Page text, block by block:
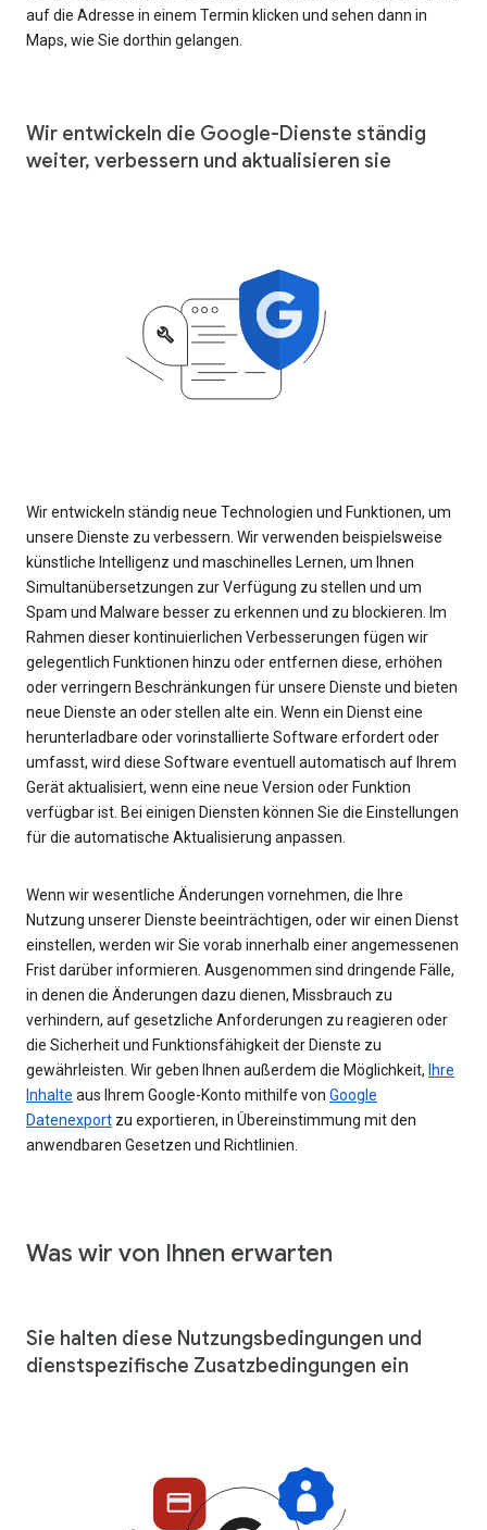
auf die Adresse in einem Termin klicken und sehen dann in
Maps, wie Sie dorthin gelangen.
Wir entwickeln die Google-Dienste ständig
weiter, verbessern und aktualisieren sie
Wir entwickeln ständig neue Technologien und Funktionen, um
unsere Dienste zu verbessern. Wir verwenden beispielsweise
künstliche Intelligenz und maschinelles Lernen, um Ihnen
Simultanübersetzungen zur Verfügung zu stellen und um
Spam und Malware besser zu erkennen und zu blockieren. Im
Rahmen dieser kontinuierlichen Verbesserungen fügen wir
gelegentlich Funktionen hinzu oder entfernen diese, erhöhen
oder verringern Beschränkungen für unsere Dienste und bieten
neue Dienste an oder stellen alte ein. Wenn ein Dienst eine
herunterladbare oder vorinstallierte Software erfordert oder
umfasst, wird diese Software eventuell automatisch auf Ihrem
Gerät aktualisiert, wenn eine neue Version oder Funktion
verfügbar ist. Bei einigen Diensten können Sie die Einstellungen
für die automatische Aktualisierung anpassen.
Wenn wir wesentliche Änderungen vornehmen, die Ihre
Nutzung unserer Dienste beeinträchtigen, oder wir einen Dienst
einstellen, werden wir Sie vorab innerhalb einer angemessenen
Frist darüber informieren. Ausgenommen sind dringende Fälle,
in denen die Änderungen dazu dienen, Missbrauch zu
verhindern, auf gesetzliche Anforderungen zu reagieren oder
die Sicherheit und Funktionsfähigkeit der Dienste zu
gewährleisten. Wir geben Ihnen außerdem die Möglichkeit, Ihre
Inhalte aus Ihrem Google-Konto mithilfe von Google
Datenexport zu exportieren, in Übereinstimmung mit den
anwendbaren Gesetzen und Richtlinien.
Was wir von Ihnen erwarten
Sie halten diese Nutzungsbedingungen und
dienstspezifische Zusatzbedingungen ein